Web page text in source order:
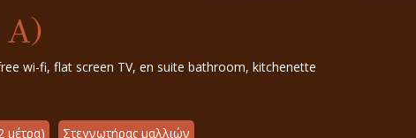
A)
wi-fi, flat screen TV, en suite bathroom, kitchenette
μέτρα) Στεγνωτήρας μαλλιών